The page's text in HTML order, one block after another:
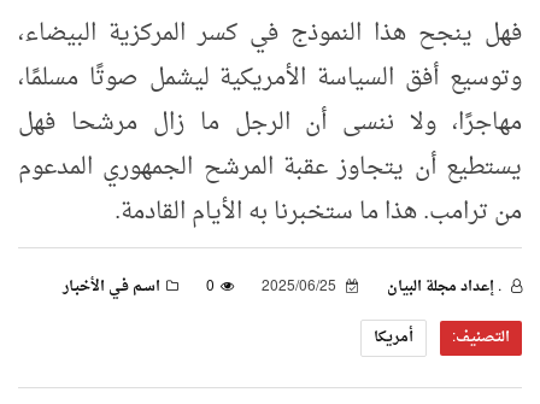
فهل ينجح هذا النموذج في كسر المركزية البيضاء،
وتوسيع أفق السياسة الأمريكية ليشمل صوتًا مسلمًا،
مهاجرًا، ولا ننسى أن الرجل ما زال مرشحا فهل
يستطيع أن يتجاوز عقبة المرشح الجمهوري المدعوم
من ترامب. هذا ما ستخبرنا به الأيام القادمة.
. إعداد مجلة البيان 0
اسـم فـي الأخبـار
التصنيف:
أمريكا